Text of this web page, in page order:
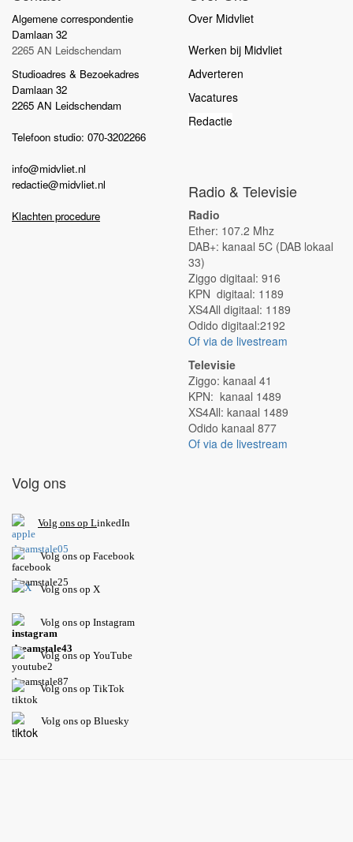
Algemene correspondentie
Damlaan 32
2265 AN Leidschendam
Studioadres & Bezoekadres
Damlaan 32
2265 AN Leidschendam
Telefoon studio: 070-3202266
info@midvliet.nl
redactie@midvliet.nl
Klachten procedure
Over Midvliet
Werken bij Midvliet
Adverteren
Vacatures
Redactie
Radio & Televisie
Radio
Ether: 107.2 Mhz
DAB+: kanaal 5C (DAB lokaal
33)
Ziggo digitaal: 916
KPN digitaal: 1189
XS4All digitaal: 1189
Odido digitaal:2192
Of via de livestream
Televisie
Ziggo: kanaal 41
KPN: kanaal 1489
XS4All: kanaal 1489
Odido kanaal 877
Of via de livestream
Volg ons
Volg ons op LinkedIn
Volg ons op Facebook
Volg ons op X
Volg ons op Instagram
Volgons op YouTube
Volg ons op TikTok
Volg ons op Bluesky